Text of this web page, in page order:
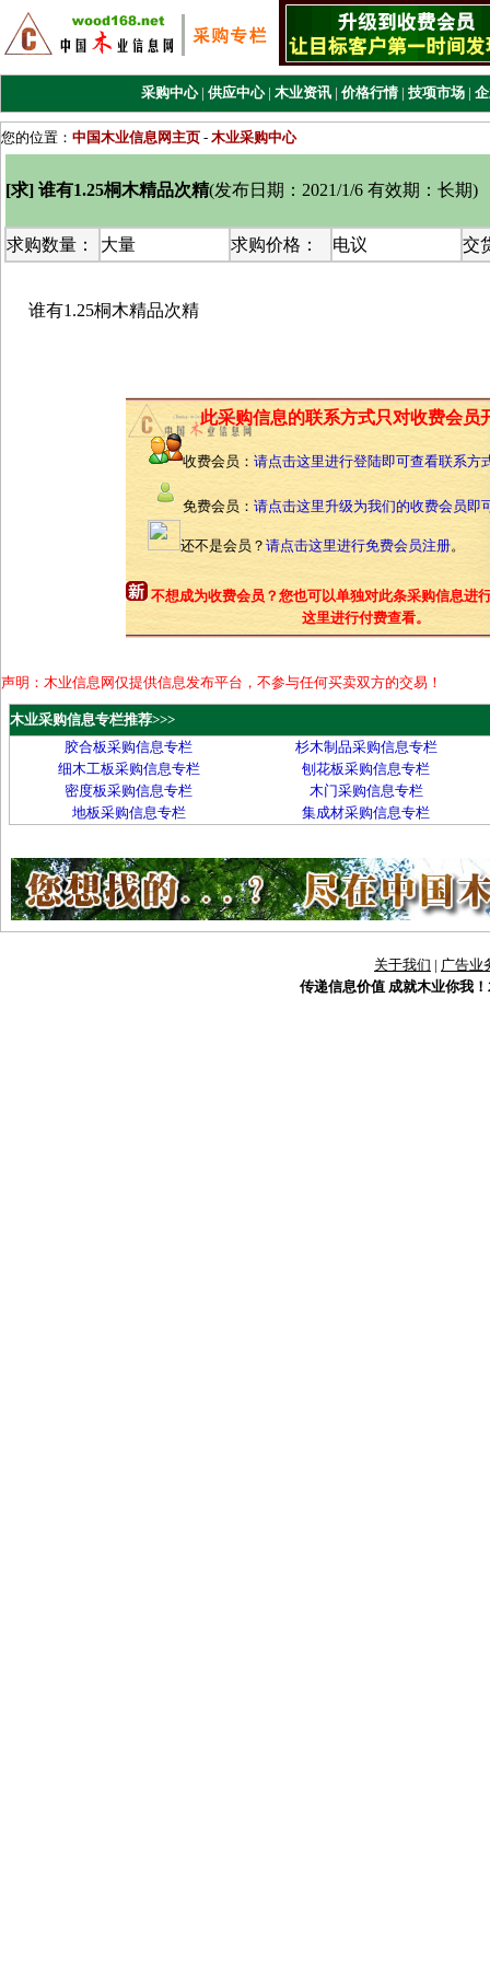
采购中心 | 供应中心 | 木业资讯 | 价格行情 | 技项市场 |
您的位置： 中国木业信息网主页 - 木业采购中心
[求] 谁有1.25桐木精品次精(发布日期：2021/1/6 有效期：长期)
求购数量： 大量 求购价格： 电议 交
谁有1.25桐木精品次精
此采购信息的联系方式只对收费会员
收费会员： 请点击这里进行登陆即可查看联系方
免费会员： 请点击这里升级为我们的收费会员即
还不是会员？ 请点击这里进行免费会员注册。
不想成为收费会员？您也可以单独对此条采购信息进
这里进行付费查看。
声明：木业信息网仅提供信息发布平台，不参与任何买卖双方的交易！
木业采购信息专栏推荐>>>
胶合板采购信息专栏
杉木制品采购信息专栏
细木工板采购信息专栏
刨花板采购信息专栏
密度板采购信息专栏
木门采购信息专栏
地板采购信息专栏
集成材采购信息专栏
关于我们 | 广告业
传递信息价值 成就木业你我